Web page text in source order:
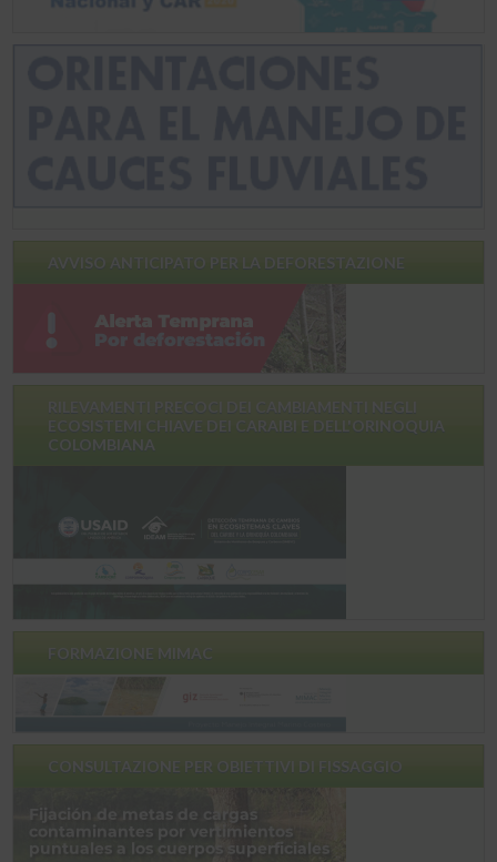
AVVISO ANTICIPATO PER LA DEFORESTAZIONE
ECOSISTEMI CHIAVE DEI CARAIBI E DELL'ORINOQUIA
COLOMBIANA
FORMAZIONE MIMAC
CONSULTAZIONE PER OBIETTIVI DI FISSAGGIO